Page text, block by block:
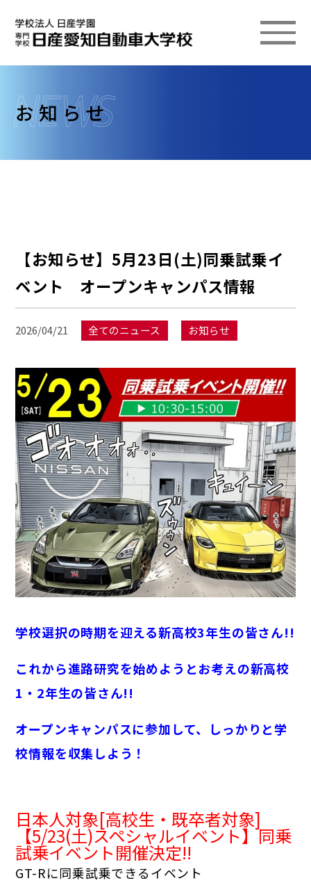
お知らせ
【お知らせ】5月23日(土)同乗試乗イ
ベント オープンキャンパス情報
2026/04/21 全てのニュース お知らせ
学校選択の時期を迎える新高校3年生の皆さん!!
これから進路研究を始めようとお考えの新高校
1・2年生の皆さん!!
オープンキャンパスに参加して、しっかりと学
校情報を収集しよう！
日本人対象[高校生・既卒者対象]
【5/23(土)スペシャルイベント】同乗
試乗イベント開催決定!!
GT-Rに同乗試乗できるイベント